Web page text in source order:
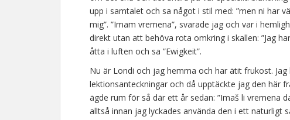
upp i samtalet och sa något i stil med: ”men ni har
mig”. ”Imam vremena”, svarade jag och var i
direkt utan att behöva rota omkring i skallen: ”Jag
åtta i luften och sa ”Ewigkeit”.
Nu är Londi och jag hemma och har ätit frukost.
lektionsanteckningar och då upptäckte jag den här
ägde rum för så där ett år sedan: ”Imaš li vremena
alltså innan jag lyckades använda den i ett naturligt